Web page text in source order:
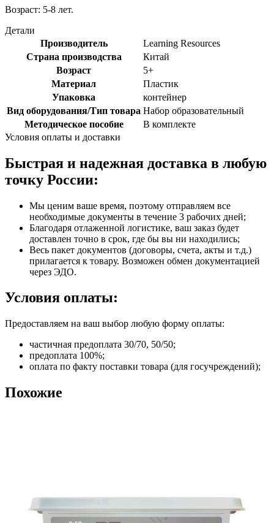
Возраст: 5-8 лет.
Детали
Производитель
Learning Resources
Страна производства
Китай
Возраст
5+
Материал
Пластик
Упаковка
контейнер
Вид оборудования/Тип товара Набор образовательный
Методическое пособие
В комплекте
Условия оплаты и доставки
Быстрая и надежная доставка в любую
точку России:
Мы ценим ваше время, поэтому отправляем все
необходимые документы в течение 3 рабочих дней;
Благодаря отлаженной логистике, ваш заказ будет
доставлен точно в срок, где бы вы ни находились;
Весь пакет документов (договоры, счета, акты и т.д.)
прилагается к товару. Возможен обмен документацией
через ЭДО.
Условия оплаты:
Предоставляем на ваш выбор любую форму оплаты:
частичная предоплата 30/70, 50/50;
предоплата 100%;
оплата по факту поставки товара (для госучреждений);
Похожие